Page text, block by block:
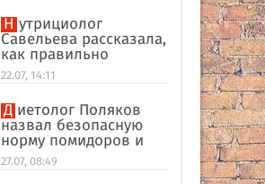
Нутрициолог
Савельева рассказала,
как правильно
формировать
пищевые привычки
22.07, 14:11
Диетолог Поляков
назвал безопасную
норму помидоров и
огурцов
27.07, 08:49